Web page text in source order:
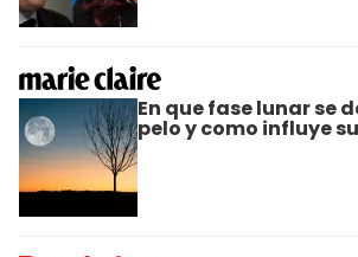
En que fase lunar se
pelo y como influye